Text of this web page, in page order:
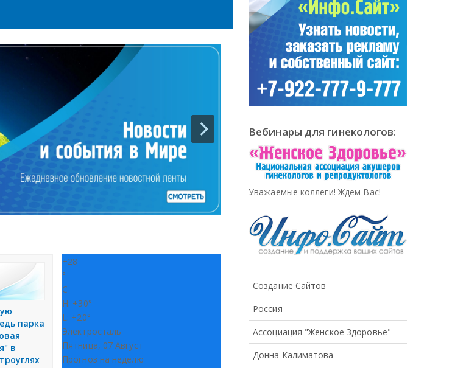
Вебинары для гинекологов:
Уважаемые коллеги! Ждем Вас!
Создание Сайтов
Россия
Ассоциация "Женское Здоровье"
Донна Калиматова